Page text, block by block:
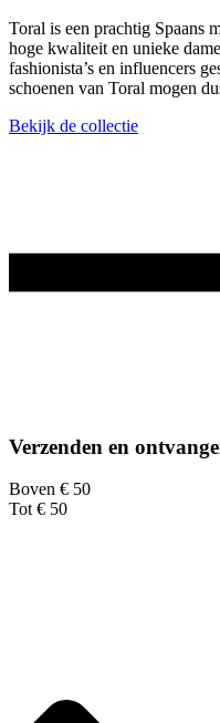
Toral is een prachtig Spaans
hoge kwaliteit en unieke
fashionista’s en influencers
schoenen van Toral mogen
Bekijk de collectie
Verzenden en
Boven € 50
Tot € 50